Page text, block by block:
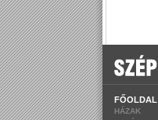
FŐOLDAL
HÁZAK